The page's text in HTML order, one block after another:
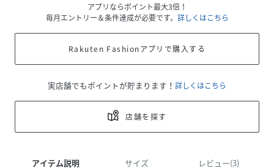
アプリならポイント最大3倍！
毎月エントリー＆条件達成が必要です。 詳しくはこちら
Rakuten Fashionアプリで購入する
実店舗でもポイントが貯まります！ 詳しくはこちら
店舗を探す
アイテム説明 サイズ レビュー(3)